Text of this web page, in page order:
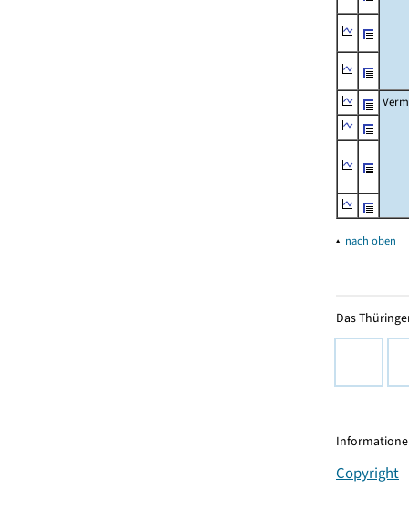
▴ nach oben
Das
Copyright